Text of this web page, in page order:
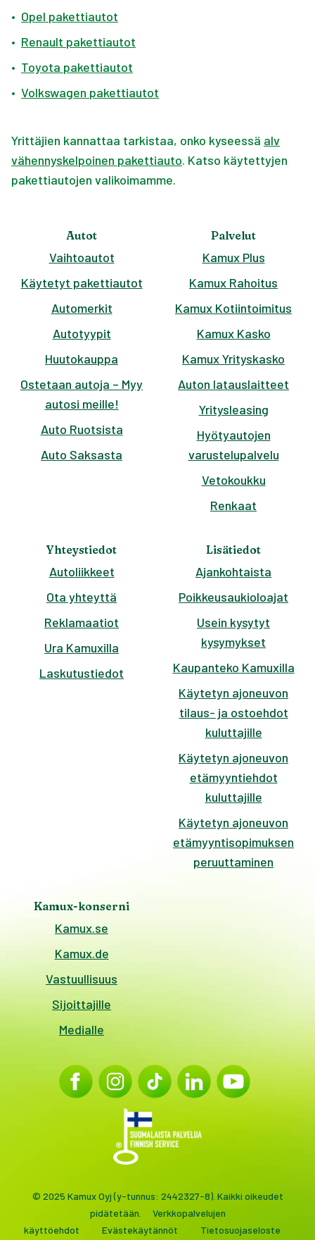
• Opel pakettiautot
• Renault pakettiautot
• Toyota pakettiautot
• Volkswagen pakettiautot
Yrittäjien kannattaa tarkistaa, onko kyseessä alv
vähennyskelpoinen pakettiauto. Katso käytettyjen
pakettiautojen valikoimamme.
Autot
Vaihtoautot
Käytetyt pakettiautot
Automerkit
Autotyypit
Huutokauppa
Ostetaan autoja – Myy
autosi meille!
Auto Ruotsista
Auto Saksasta
Palvelut
Kamux Plus
Kamux Rahoitus
Kamux Kotiintoimitus
Kamux Kasko
Kamux Yrityskasko
Auton latauslaitteet
Yritysleasing
Hyötyautojen
varustelupalvelu
Vetokoukku
Renkaat
Yhteystiedot
Autoliikkeet
Ota yhteyttä
Reklamaatiot
Ura Kamuxilla
Laskutustiedot
Lisätiedot
Ajankohtaista
Poikkeusaukioloajat
Usein kysytyt
kysymykset
Kaupanteko Kamuxilla
Käytetyn ajoneuvon
tilaus- ja ostoehdot
kuluttajille
Käytetyn ajoneuvon
etämyyntiehdot
kuluttajille
Käytetyn ajoneuvon
etämyyntisopimuksen
peruuttaminen
Kamux-konserni
Kamux.se
Kamux.de
Vastuullisuus
Sijoittajille
Medialle
© 2025 Kamux Oyj (y-tunnus: 2442327-8). Kaikki oikeudet
pidätetään.
Verkkopalvelujen
käyttöehdot
Evästekäytännöt Tietosuojaseloste